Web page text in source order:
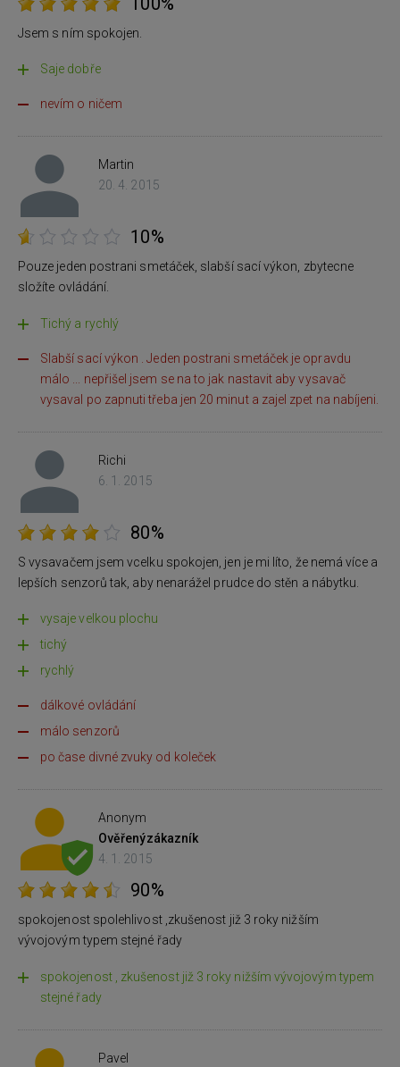
Jsem s ním spokojen.
Saje dobře
nevím o ničem
Martin
20. 4. 2015
10%
Pouze jeden postrani smetáček, slabší sací výkon, zbytecne
složíte ovládání.
Tichý a rychlý
Slabší sací výkon . Jeden postrani smetáček je opravdu
málo ... nepřišel jsem se na to jak nastavit aby vysavač
vysaval po zapnuti třeba jen 20 minut a zajel zpet na nabíjeni.
Richi
6. 1. 2015
80%
S vysavačem jsem vcelku spokojen, jen je mi líto, že nemá více a
lepších senzorů tak, aby nenarážel prudce do stěn a nábytku.
vysaje velkou plochu
tichý
rychlý
dálkové ovládání
málo senzorů
po čase divné zvuky od koleček
Anonym
Ověřenýzákazník
4. 1. 2015
90%
spokojenost spolehlivost ,zkušenost již 3 roky nižším
vývojovým typem stejné řady
spokojenost , zkušenost již 3 roky nižším vývojovým typem
stejné řady
Pavel